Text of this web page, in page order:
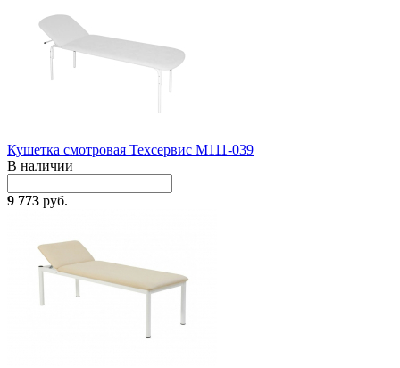
Кушетка смотровая Техсервис М111-039
В наличии
9 773 руб.